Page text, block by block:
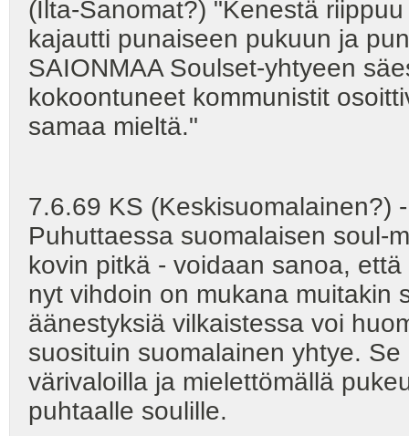
(Ilta-Sanomat?) "Kenestä
kajautti punaiseen pukuun ja
SAIONMAA Soulset-yhtyeen
kokoontuneet kommunistit
samaa mieltä."
7.6.69 KS (Keskisuomalainen?)
Puhuttaessa suomalaisen soul-
kovin pitkä - voidaan sanoa,
nyt vihdoin on mukana muitakin
äänestyksiä vilkaistessa voi
suosituin suomalainen yhtye.
värivaloilla ja mielettömällä
puhtaalle soulille.